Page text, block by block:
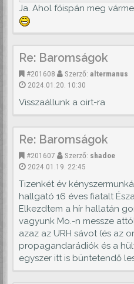
Ja. Ahol főispán meg
Re: Baromságok
#201608 Szerző: altermanus
2024.01.20. 10:30
Visszaállunk a oirt-ra
Re: Baromságok
#201607 Szerző: shadoe
2024.01.19. 22:45
Tizenkét év
hallgató 16 éves fiatalt
Elkezdtem a hír hallatán
vagyunk Mo.-n messze
azaz az URH sávot (és az
propagandarádiók és a
egyszer itt is büntetendő